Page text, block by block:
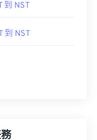
到 NST
到 NST